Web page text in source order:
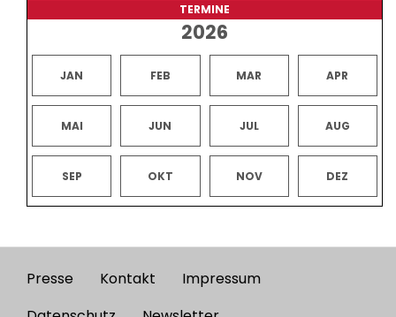
TERMINE
2026
JAN FEB MAR APR
MAI JUN JUL AUG
SEP OKT NOV DEZ
Footer
Presse Kontakt
Impressum